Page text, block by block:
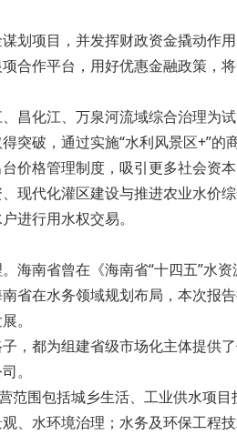
划项目，并发挥财政资金撬动作
作平台，用好优惠金融政策，
昌化江、万泉河流域综合治理为
破，通过实施“水利风景区+”的
价格管理制度，吸引更多社会资
现代化灌区建设与推进农业水价
进行用水权交易。
南省曾在《海南省“十四五”水
省在水务领域规划布局，本次报
。
，都为组建省级市场化主体提供了
。
围包括城乡生活、工业供水项
、水环境治理；水务及环保工程